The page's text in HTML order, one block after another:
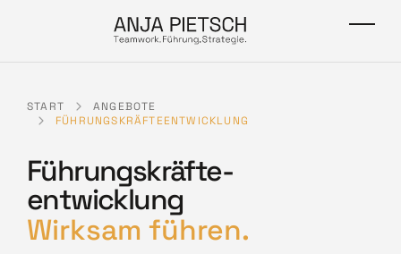
START
ANGEBOTE
FÜHRUNGSKRÄFTEENTWICKLUNG
Führungskräfte-
entwicklung
Wirksam führen.